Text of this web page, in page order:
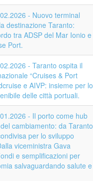
- Nuovo terminal
destinazione Taranto:
tra ADSP del Mar Ionio e
Port.
- Taranto ospita il
“Cruises & Port
e AIVP: insieme per lo
delle città portuali.
- Il porto come hub
cambiamento: da Taranto
per lo sviluppo
viceministra Gava
e semplificazioni per
salvaguardando salute e